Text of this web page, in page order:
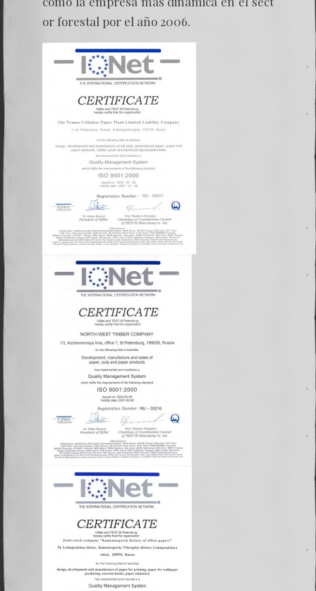
or forestal por el año 2006.